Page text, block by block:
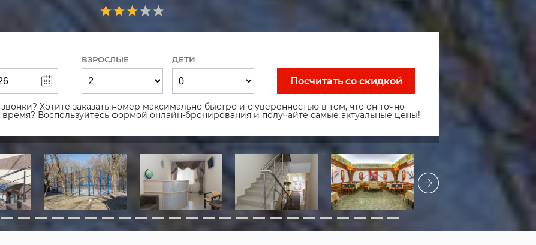
ВЗРОСЛЫЕ ДЕТИ
Посчитать со скидкой
Хотите заказать номер максимально быстро и с уверенностью в том, что он точно
время? Воспользуйтесь формой онлайн-бронирования и получайте самые актуальные цены!